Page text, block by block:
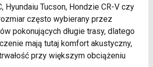
Hyundaiu Tucson, Hondzie CR-V czy
często wybierany przez
pokonujących długie trasy, dlatego
mają tutaj komfort akustyczny,
przy większym obciążeniu